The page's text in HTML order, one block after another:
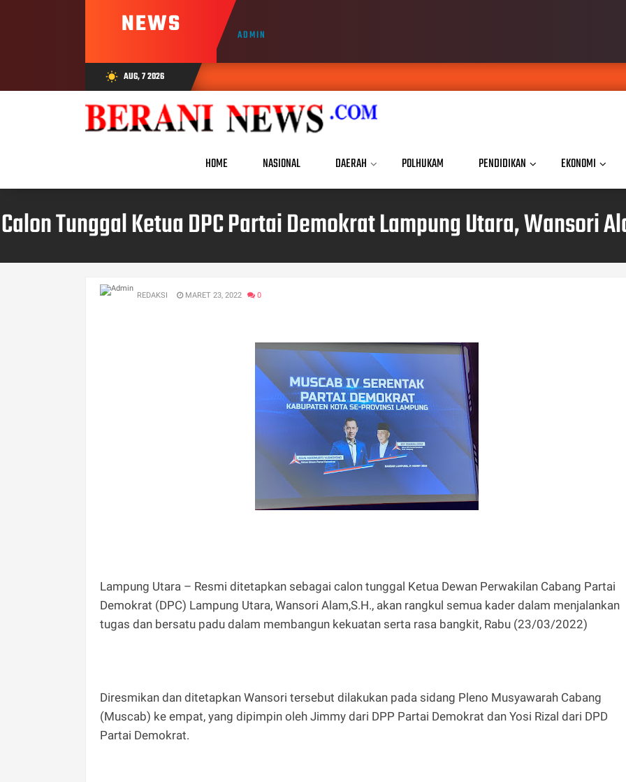
NEWS ADMIN
wb_sunny AUG, 7 2026
HOME NASIONAL DAERAH POLHUKAM PENDIDIKAN EKONOMI
Calon Tunggal Ketua DPC Partai Demokrat Lampung Utara, Wansori
REDAKSI MARET 23, 2022 0
Lampung Utara – Resmi ditetapkan sebagai calon tunggal Ketua Dewan Perwakilan Cabang Partai
Demokrat (DPC) Lampung Utara, Wansori Alam,S.H., akan rangkul semua kader dalam menjalankan
tugas dan bersatu padu dalam membangun kekuatan serta rasa bangkit, Rabu (23/03/2022)
Diresmikan dan ditetapkan Wansori tersebut dilakukan pada sidang Pleno Musyawarah Cabang
(Muscab) ke empat, yang dipimpin oleh Jimmy dari DPP Partai Demokrat dan Yosi Rizal dari DPD
Partai Demokrat.